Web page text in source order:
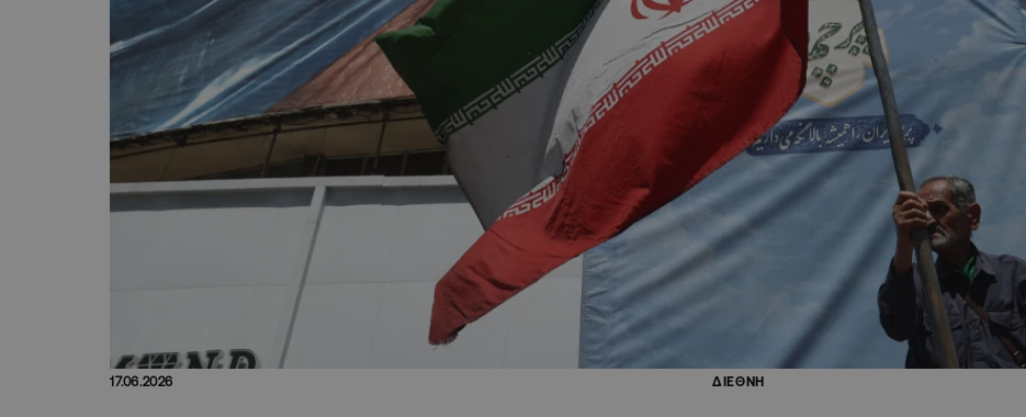
17.06.2026 ΔΙΕΘΝΗ